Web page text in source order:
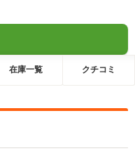
在庫一覧 クチコミ